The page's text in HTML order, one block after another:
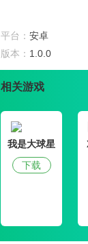
1、适合将棋初学者学习
3、日本将棋官网最新
平台： 安卓
版本： 1.0.0
相关游戏
我是大球星
下载